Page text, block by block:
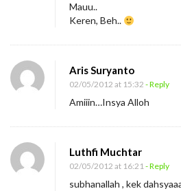
Mauu..
Keren, Beh..
Aris Suryanto
02/05/2012 at 15:32 - Reply
Amiiin…Insya Alloh
Luthfi Muchtar
02/05/2012 at 16:21- Reply
subhanallah , kek